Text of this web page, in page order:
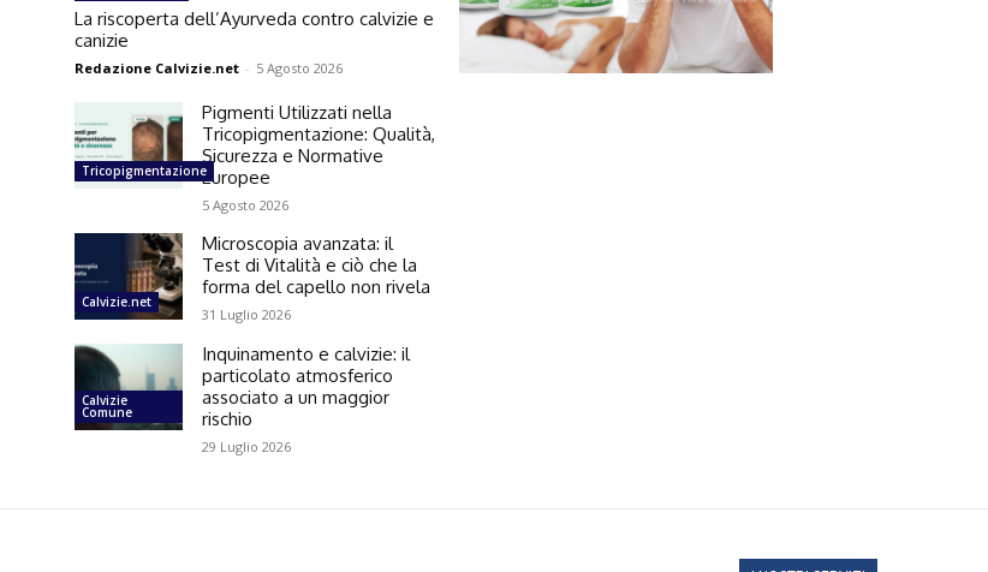
La riscoperta dell’Ayurveda contro calvizie e
canizie
Redazione Calvizie.net - 5 Agosto 2026
Tricopigmentazione
Pigmenti Utilizzati nella
Tricopigmentazione: Qualità,
Sicurezza e Normative
Europee
5 Agosto 2026
Calvizie.net
Microscopia avanzata: il
Test di Vitalità e ciò che la
forma del capello non rivela
31 Luglio 2026
Calvizie
Comune
Inquinamento e calvizie: il
particolato atmosferico
associato a un maggior
rischio
29 Luglio 2026